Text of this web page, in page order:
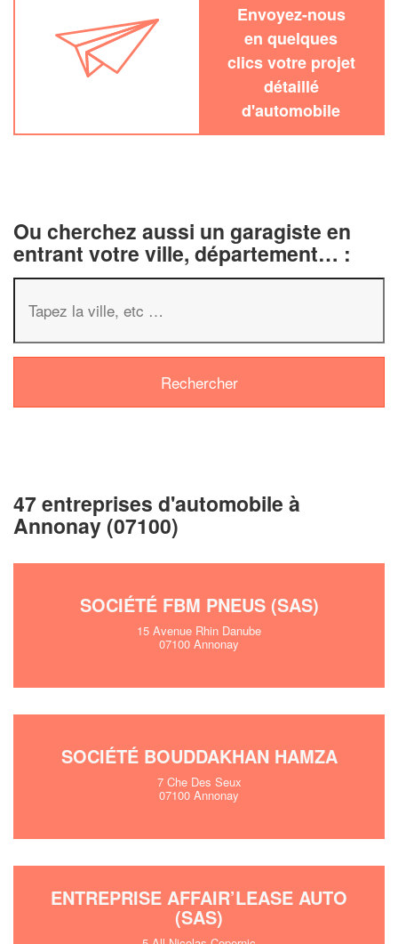
Envoyez-nous
en quelques
clics votre projet
détaillé
d'automobile
Ou cherchez aussi un garagiste en
entrant votre ville, département… :
47 entreprises d'automobile à
Annonay (07100)
SOCIÉTÉ FBM PNEUS (SAS)
15 Avenue Rhin Danube
07100 Annonay
SOCIÉTÉ BOUDDAKHAN HAMZA
7 Che Des Seux
07100 Annonay
ENTREPRISE AFFAIR’LEASE AUTO
(SAS)